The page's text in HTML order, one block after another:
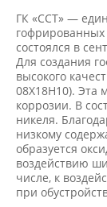
ГК «ССТ» —
состоялся в
Для создания
высокого
08Х18H10). Эта
коррозии. В
никеля.
низкому
образуется
воздействию
числе, к
при